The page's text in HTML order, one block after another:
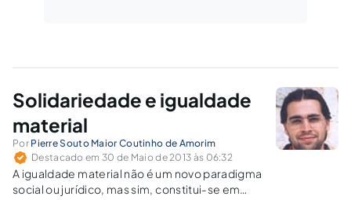
Solidariedade e igualdade
material
Por Pierre Souto Maior Coutinho de Amorim
Destacado em 30 de Maio de 2013 às 06:32
A igualdade material não é um novo paradigma
social ou jurídico, mas sim, constitui-se em